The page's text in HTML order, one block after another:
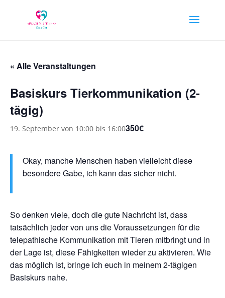
« Alle Veranstaltungen
Basiskurs Tierkommunikation (2-
tägig)
19. September von 10:00 bis 16:00350€
Okay, manche Menschen haben vielleicht diese
besondere Gabe, ich kann das sicher nicht.
So denken viele, doch die gute Nachricht ist, dass
tatsächlich jeder von uns die Voraussetzungen für die
telepathische Kommunikation mit Tieren mitbringt und in
der Lage ist, diese Fähigkeiten wieder zu aktivieren. Wie
das möglich ist, bringe ich euch in meinem 2-tägigen
Basiskurs nahe.